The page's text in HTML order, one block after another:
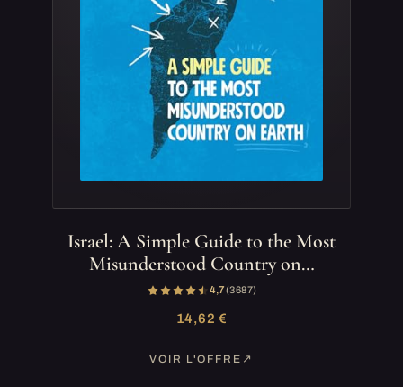
Israel: A Simple Guide to the Most
Misunderstood Country on…
4,7(3 687)
14,62 €
VOIR L'OFFRE